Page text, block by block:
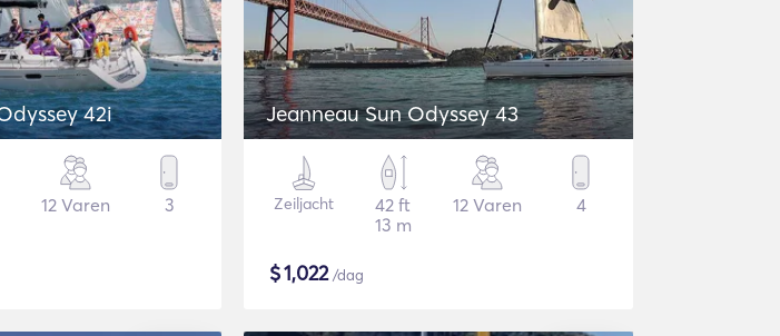
42i
12 Varen 3
Jeanneau Sun Odyssey 43
Zeiljacht
42 ft
13 m
12 Varen 4
$1,022/dag